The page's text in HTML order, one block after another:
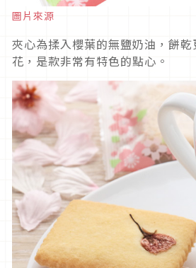
圖片來源
夾心為揉入櫻葉的無鹽奶油，餅
花，是款非常有特色的點心。